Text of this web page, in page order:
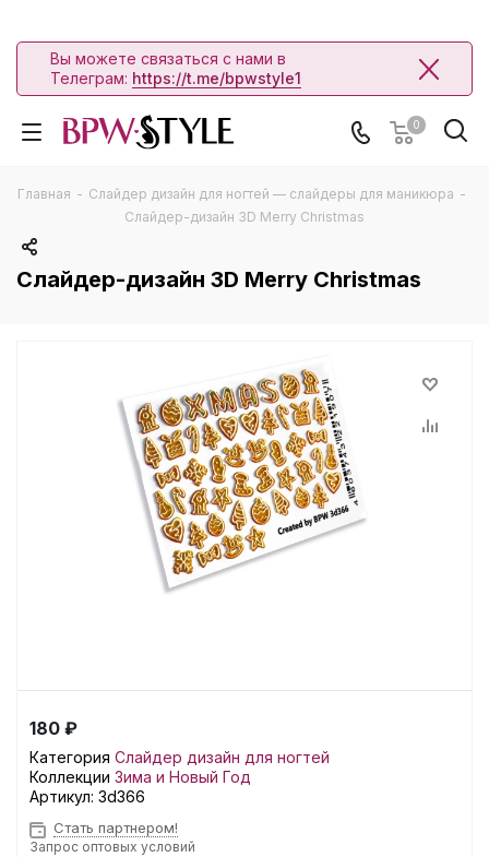
Вы можете связаться с нами в
Телеграм: https://t.me/bpwstyle1
0
Главная - Слайдер дизайн для ногтей — слайдеры для маникюра -
Слайдер-дизайн 3D Merry Christmas
Слайдер-дизайн 3D Merry Christmas
180 ₽
Категория Слайдер дизайн для ногтей
Коллекции Зима и Новый Год
Артикул: 3d366
Стать партнером!
Запрос оптовых условий